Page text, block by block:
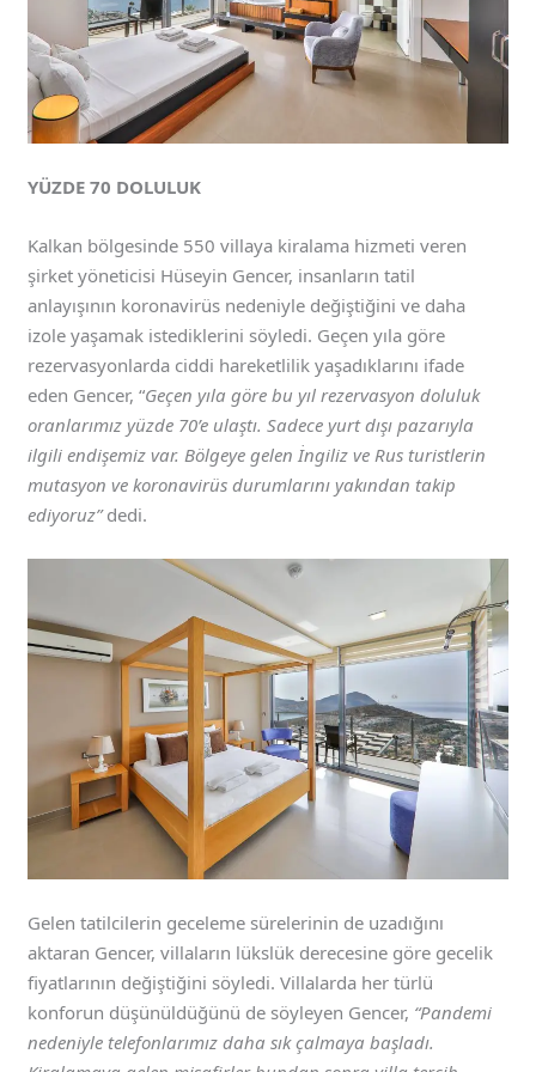
YÜZDE 70 DOLULUK
Kalkan bölgesinde 550 villaya kiralama hizmeti veren
şirket yöneticisi Hüseyin Gencer, insanların tatil
anlayışının koronavirüs nedeniyle değiştiğini ve daha
izole yaşamak istediklerini söyledi. Geçen yıla göre
rezervasyonlarda ciddi hareketlilik yaşadıklarını ifade
eden Gencer, “Geçen yıla göre bu yıl rezervasyon doluluk
oranlarımız yüzde 70’e ulaştı. Sadece yurt dışı pazarıyla
ilgili endişemiz var. Bölgeye gelen İngiliz ve Rus turistlerin
mutasyon ve koronavirüs durumlarını yakından takip
ediyoruz”dedi.
Gelen tatilcilerin geceleme sürelerinin de uzadığını
aktaran Gencer, villaların lükslük derecesine göre gecelik
fiyatlarının değiştiğini söyledi. Villalarda her türlü
konforun düşünüldüğünü de söyleyen Gencer, “Pandemi
nedeniyle telefonlarımız daha sık çalmaya başladı.